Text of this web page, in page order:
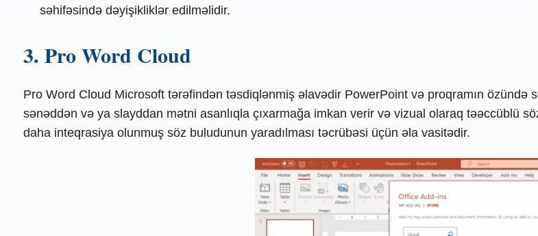
səhifəsində dəyişikliklər edilməlidir.
3. Pro Word Cloud
Pro Word Cloud Microsoft tərəfindən təsdiqlənmiş əlavədir PowerPoint və proqramın özündə
sənəddən və ya slayddan mətni asanlıqla çıxarmağa imkan verir və vizual olaraq təəccüblü
daha inteqrasiya olunmuş söz buludunun yaradılması təcrübəsi üçün əla vasitədir.